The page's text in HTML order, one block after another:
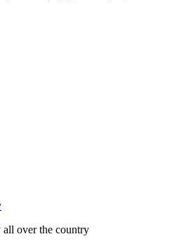
over the country